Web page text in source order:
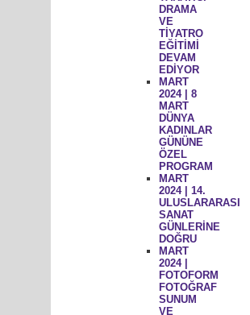
DRAMA
VE
TİYATRO
EĞİTİMİ
DEVAM
EDİYOR
MART
2024 | 8
MART
DÜNYA
KADINLAR
GÜNÜNE
ÖZEL
PROGRAM
MART
2024 | 14.
ULUSLARARASI
SANAT
GÜNLERİNE
DOĞRU
MART
2024 |
FOTOFORM
FOTOĞRAF
SUNUM
VE